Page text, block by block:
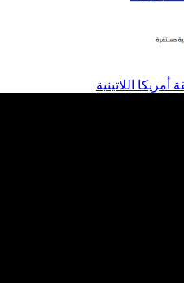
اللاتينية